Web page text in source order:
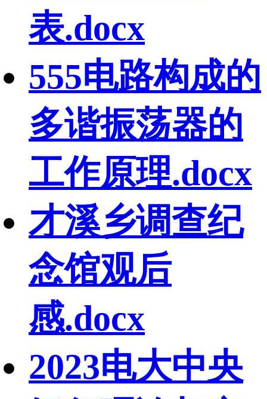
表.docx
555电路构成的
多谐振荡器的
工作原理.docx
才溪乡调查纪
念馆观后
感.docx
2023电大中央